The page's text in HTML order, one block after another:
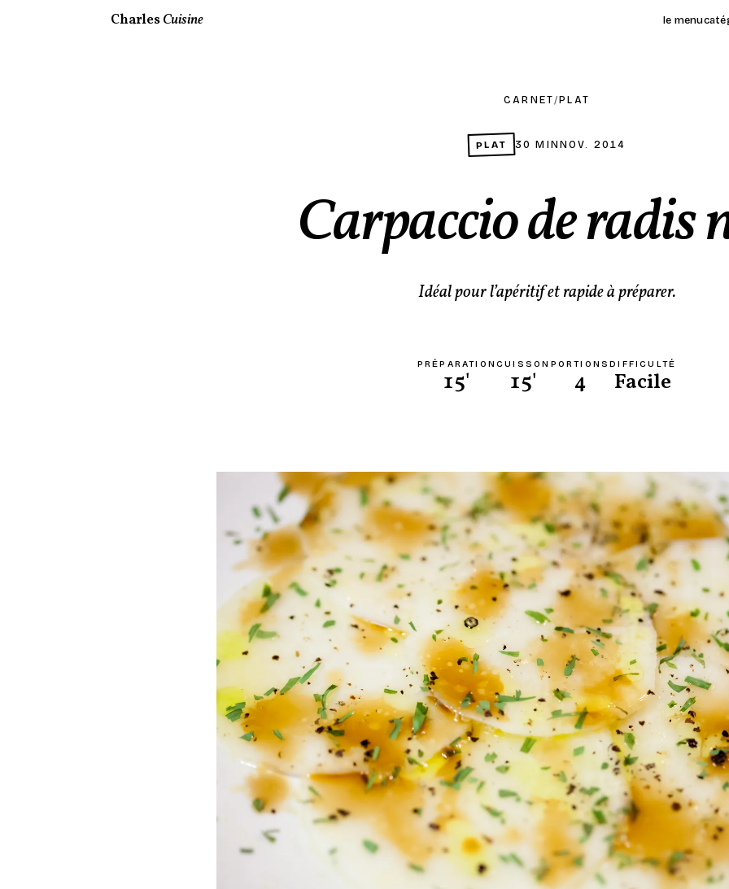
CharlesCuisine le menu
CARNET/ PLAT
PLAT 30 MIN NOV. 2014
Carpaccio de radis
Idéal pour l’apéritif et rapide à préparer.
PRÉPARATION
15'
CUISSON
15'
PORTIONS
4
DIFFICULTÉ
Facile